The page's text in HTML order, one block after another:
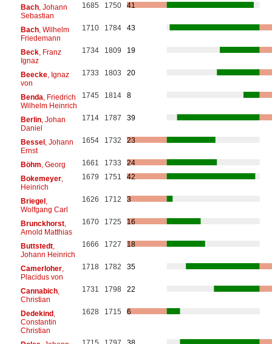
Bach, Johann
Sebastian
1685 1750 41
Bach, Wilhelm
Friedemann
1710 1784 43
Beck, Franz
Ignaz
1734 1809 19
Beecke, Ignaz
von
1733 1803 20
Benda , Friedrich
Wilhelm Heinrich
1745 1814 8
Berlin, Johan
Daniel
1714 1787 39
Bessel, Johann
Ernst
1654 1732 23
Böhm , Georg 1661 1733
24
Bokemeyer,
Heinrich
1679 1751 42
Briegel,
Wolfgang Carl
1626 1712 3
Brunckhorst,
Arnold Matthias
1670 1725 16
Buttstedt,
Johann Heinrich
1666 1727 18
Camerloher,
Placidus von
1718 1782 35
Cannabich,
Christian
1731 1798 22
Dedekind,
Constantin
Christian
1628 1715 6